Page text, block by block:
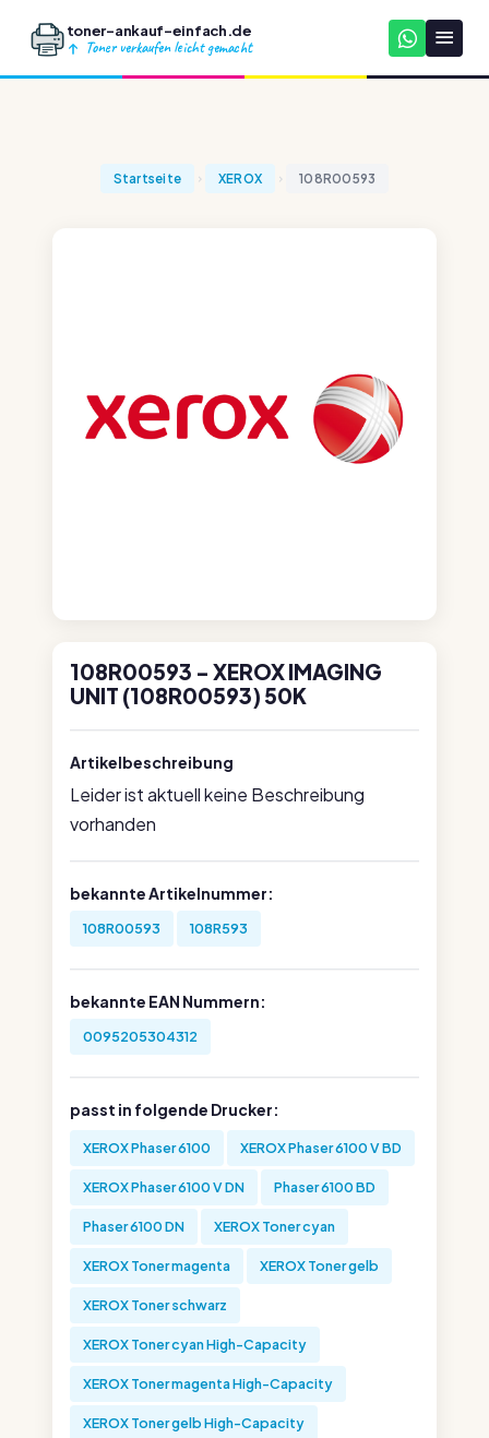
toner-ankauf-einfach.de
Toner verkaufen leicht gemacht
Startseite XEROX 108R00593
108R00593 - XEROX IMAGING
UNIT (108R00593) 50K
Artikelbeschreibung
Leider ist aktuell keine Beschreibung
vorhanden
bekannte Artikelnummer:
108R00593 108R593
bekannte EAN Nummern:
0095205304312
passt in folgende Drucker:
XEROX Phaser 6100 XEROX Phaser 6100 V BD
XEROX Phaser 6100 V DN Phaser 6100 BD
Phaser 6100 DN XEROX Toner cyan
XEROX Toner magenta XEROX Toner gelb
XEROX Toner schwarz
XEROX Toner cyan High-Capacity
XEROX Toner magenta High-Capacity
XEROX Toner gelb High-Capacity